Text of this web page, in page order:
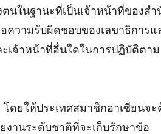
นในฐานะที่เป็นเจ้าหน้าที่ของสำ
ความรับผิดชอบของเลขาธิการแ
เจ้าหน้าที่อื่นใดในการปฏิบัติตาม
ยให้ประเทศสมาชิกอาเซียนจะ
งานระดับชาติที่จะเก็บรักษาข้อ